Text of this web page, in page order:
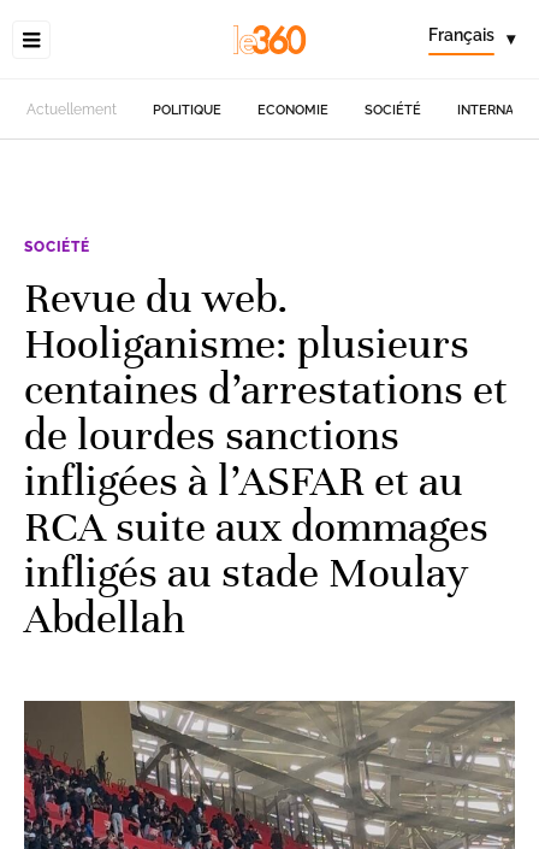
Français ▾
Actuellement POLITIQUE ECONOMIE SOCIÉTÉ
SOCIÉTÉ
Revue du web.
Hooliganisme: plusieurs
centaines d’arrestations et
de lourdes sanctions
infligées à l’ASFAR et au
RCA suite aux dommages
infligés au stade Moulay
Abdellah